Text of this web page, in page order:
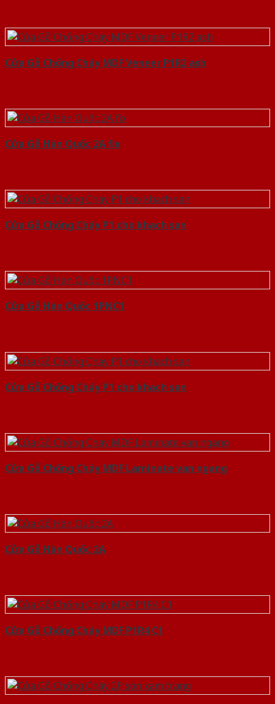
Cửa Gỗ Chống Cháy MDF Veneer P1R2 ash
Cửa Gỗ Hàn Quốc 2A fix
Cửa Gỗ Chống Cháy P1 cho khach san
Cửa Gỗ Hàn Quốc 1PNC1
Cửa Gỗ Chống Cháy P1 cho khach san
Cửa Gỗ Chống Cháy MDF Laminate van ngang
Cửa Gỗ Hàn Quốc 2A
Cửa Gỗ Chống Cháy MDF P1R4 C1